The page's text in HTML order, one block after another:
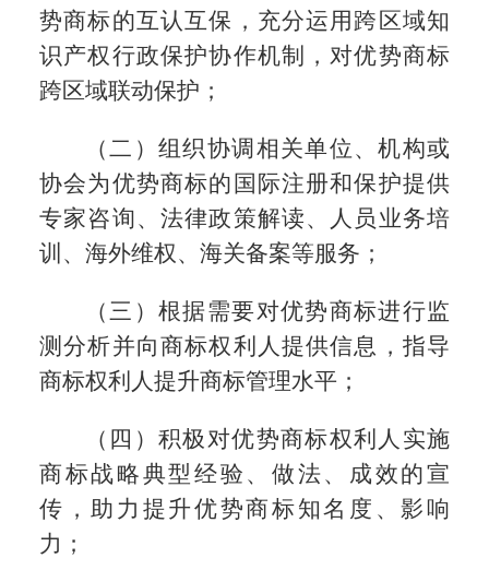
势商标的互认互保，充分运用跨区域知
识产权行政保护协作机制，对优势商标
跨区域联动保护；
（二）组织协调相关单位、机构或
协会为优势商标的国际注册和保护提供
专家咨询、法律政策解读、人员业务培
训、海外维权、海关备案等服务；
（三）根据需要对优势商标进行监
测分析并向商标权利人提供信息，指导
商标权利人提升商标管理水平；
（四）积极对优势商标权利人实施
商标战略典型经验、做法、成效的宣
传，助力提升优势商标知名度、影响
力；